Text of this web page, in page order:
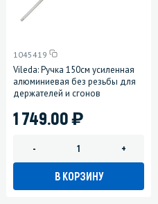
1045419
Vileda: Ручка 150см усиленная
алюминиевая без резьбы для
держателей и сгонов
1 749.00)
- +
В КОРЗИНУ